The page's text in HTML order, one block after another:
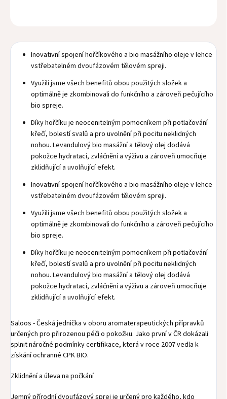
Inovativní spojení hořčíkového a bio masážního oleje v lehce
vstřebatelném dvoufázovém tělovém spreji.
Využili jsme všech benefitů obou použitých složek a
optimálně je zkombinovali do funkčního a zároveň pečujícího
bio spreje.
Díky hořčíku je neocenitelným pomocníkem při potlačování
křečí, bolestí svalů a pro uvolnění při pocitu neklidných
nohou. Levandulový bio masážní a tělový olej dodává
pokožce hydrataci, zvláčnění a výživu a zároveň umocňuje
zklidňující a uvolňující efekt.
Inovativní spojení hořčíkového a bio masážního oleje v lehce
vstřebatelném dvoufázovém tělovém spreji.
Využili jsme všech benefitů obou použitých složek a
optimálně je zkombinovali do funkčního a zároveň pečujícího
bio spreje.
Díky hořčíku je neocenitelným pomocníkem při potlačování
křečí, bolestí svalů a pro uvolnění při pocitu neklidných
nohou. Levandulový bio masážní a tělový olej dodává
pokožce hydrataci, zvláčnění a výživu a zároveň umocňuje
zklidňující a uvolňující efekt.
Saloos - Česká jednička v oboru aromaterapeutických přípravků
určených pro přirozenou péči o pokožku. Jako první v ČR dokázali
splnit náročné podmínky certifikace, která v roce 2007 vedla k
získání ochranné CPK BIO.
Zklidnění a úleva na počkání